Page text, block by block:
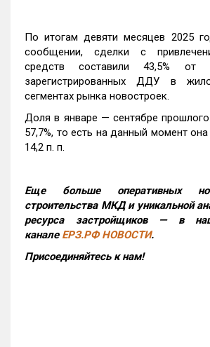
По итогам девяти месяцев 2025
сообщении, сделки с
средств составили 43,5% от
зарегистрированных ДДУ в
сегментах рынка новостроек.
Доля в январе — сентябре прошлого
57,7%, то есть на данный момент
14,2 п. п.
Еще больше оперативных
строительства МКД и уникальной
ресурса застройщиков — в
канале ЕРЗ.РФ НОВОСТИ.
Присоединяйтесь к нам!